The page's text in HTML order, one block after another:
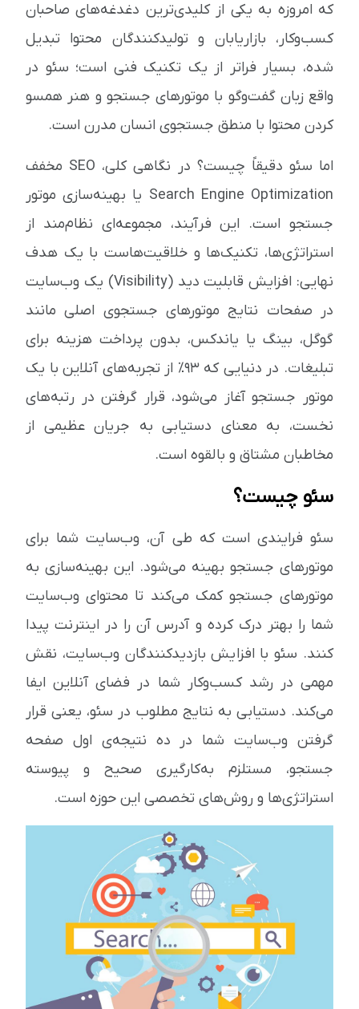
که امروزه به یکی از کلیدی‌ترین دغدغه‌های صاحبان
کسب‌وکار، بازاریابان و تولیدکنندگان محتوا تبدیل
شده، بسیار فراتر از یک تکنیک فنی است؛ سئو در
واقع زبان گفت‌وگو با موتورهای جستجو و هنر همسو
کردن محتوا با منطق جستجوی انسان مدرن است.
اما سئو دقیقاً چیست؟ در نگاهی کلی، SEO مخفف
Search Engine Optimization یا بهینه‌سازی موتور
جستجو است. این فرآیند، مجموعه‌ای نظام‌مند از
استراتژی‌ها، تکنیک‌ها و خلاقیت‌هاست با یک هدف
نهایی: افزایش قابلیت دید (Visibility) یک وب‌سایت
در صفحات نتایج موتورهای جستجوی اصلی مانند
گوگل، بینگ یا یاندکس، بدون پرداخت هزینه برای
تبلیغات. در دنیایی که ۹۳٪ از تجربه‌های آنلاین با یک
موتور جستجو آغاز می‌شود، قرار گرفتن در رتبه‌های
نخست، به معنای دستیابی به جریان عظیمی از
مخاطبان مشتاق و بالقوه است.
سئو چیست؟
سئو فرایندی است که طی آن، وب‌سایت شما برای
موتورهای جستجو بهینه می‌شود. این بهینه‌سازی به
موتورهای جستجو کمک می‌کند تا محتوای وب‌سایت
شما را بهتر درک کرده و آدرس آن را در اینترنت پیدا
کنند. سئو با افزایش بازدیدکنندگان وب‌سایت، نقش
مهمی در رشد کسب‌وکار شما در فضای آنلاین ایفا
می‌کند. دستیابی به نتایج مطلوب در سئو، یعنی قرار
گرفتن وب‌سایت شما در ده نتیجه‌ی اول صفحه
جستجو، مستلزم به‌کارگیری صحیح و پیوسته
استراتژی‌ها و روش‌های تخصصی این حوزه است.